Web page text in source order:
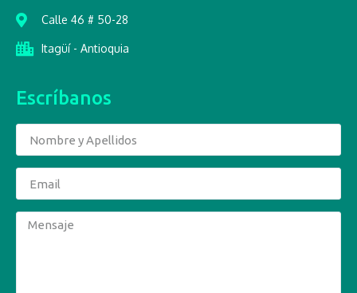
Calle 46 # 50-28
Itagüí - Antioquia
Escríbanos